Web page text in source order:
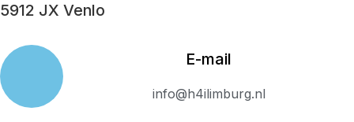
5912 JX Venlo
E-mail
info@h4ilimburg.nl